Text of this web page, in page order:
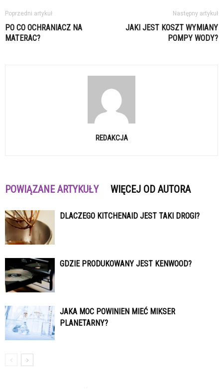
Poprzedni artykuł
PO CO OCHRANIACZ NA
MATERAC?
Następny artykuł
JAKI JEST KOSZT WYMIANY
POMPY WODY?
REDAKCJA
POWIĄZANE ARTYKUŁY WIĘCEJ OD AUTORA
DLACZEGO KITCHENAID JEST TAKI DROGI?
GDZIE PRODUKOWANY JEST KENWOOD?
JAKA MOC POWINIEN MIEĆ MIKSER
PLANETARNY?